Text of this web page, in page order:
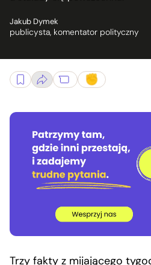
Jakub Dymek
publicysta, komentator polityczny
Trzy fakty z mijającego